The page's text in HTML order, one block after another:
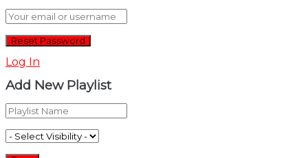
Log In
Add New Playlist